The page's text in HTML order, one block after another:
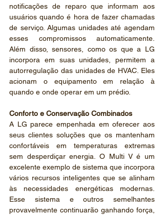
notificações de reparo que informam aos
usuários quando é hora de fazer chamadas
de serviço. Algumas unidades até agendam
esses compromissos automaticamente.
Além disso, sensores, como os que a LG
incorpora em suas unidades, permitem a
autorregulação das unidades de HVAC. Eles
acionam o equipamento em relação à
quando e onde operar em um prédio.
Conforto e Conservação Combinados
A LG parece empenhada em oferecer aos
seus clientes soluções que os mantenham
confortáveis ​​em temperaturas extremas
sem desperdiçar energia. O Multi V é um
excelente exemplo de sistema que incorpora
vários recursos inteligentes que se alinham
às necessidades energéticas modernas.
Esse sistema e outros semelhantes
provavelmente continuarão ganhando força,